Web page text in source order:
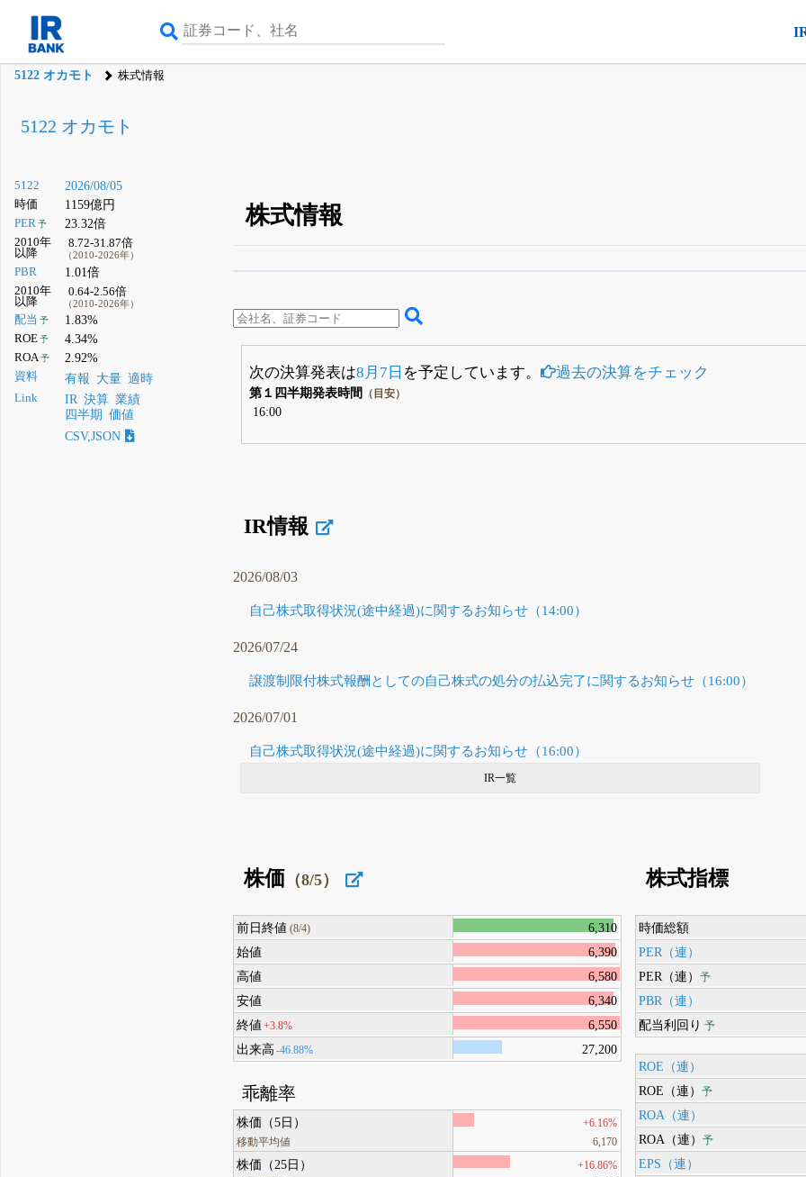
5122 オカモト 株式情報
5122 オカモト
5122 2026/08/05
時価 1159億円
PER予 23.32倍
2010年
以降
8.72-31.87倍
（2010-2026年）
PBR 1.01倍
2010年
以降
0.64-2.56倍
（2010-2026年）
配当 予 1.83%
ROE予 4.34%
ROA予 2.92%
資料 有報 大量 適時
Link IR 決算 業績
四半期
価値
CSV,JSON
株式情報
無料でβ版をはじめる
次の決算発表は8月7日 を予定しています。 過去の決算をチェック
第１四半期発表時間 （目安）
16:00
IR情報
2026/08/03
自己株式取得状況(途中経過)に関するお知らせ（14:00）
2026/07/24
譲渡制限付株式報酬としての自己株式の処分の払込完了に関するお知らせ（16:00）
2026/07/01
自己株式取得状況(途中経過)に関するお知らせ（16:00）
IR一覧
株価 （8/5）
前日終値 (8/4)
6,310
始値
6,390
高値
6,580
安値
6,340
終値 +3.8%
6,550
出来高 -46.88% 27,200
乖離率
株価（5日）
移動平均値
+6.16%
6,170
株価（25日） +16.86%
株式指標
時価総額
PER（連）
PER（連）予
PBR（連）
配当利回り 予
ROE（連）
ROE（連）予
ROA（連）
ROA（連）予
EPS（連）